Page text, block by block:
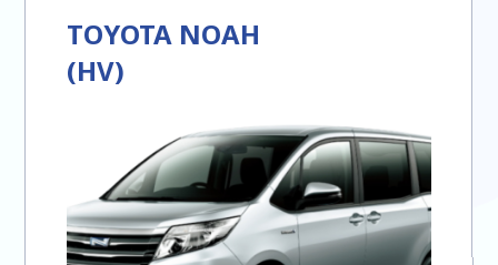
TOYOTA NOAH
(HV)